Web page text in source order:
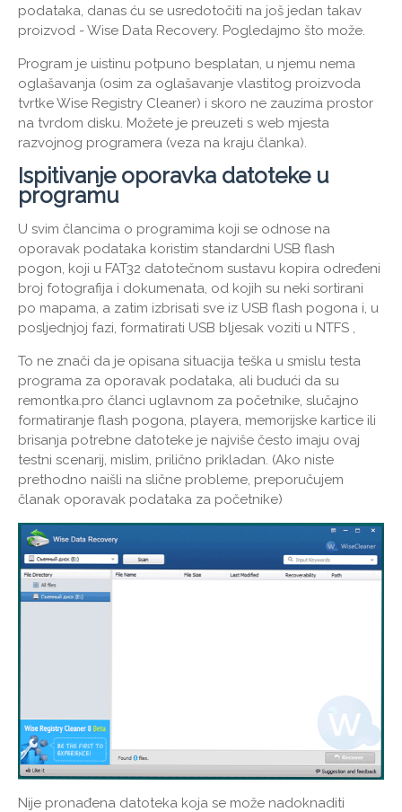
podataka, danas ću se usredotočiti na još jedan takav
proizvod - Wise Data Recovery. Pogledajmo što može.
Program je uistinu potpuno besplatan, u njemu nema
oglašavanja (osim za oglašavanje vlastitog proizvoda
tvrtke Wise Registry Cleaner) i skoro ne zauzima prostor
na tvrdom disku. Možete je preuzeti s web mjesta
razvojnog programera (veza na kraju članka).
Ispitivanje oporavka datoteke u
programu
U svim člancima o programima koji se odnose na
oporavak podataka koristim standardni USB flash
pogon, koji u FAT32 datotečnom sustavu kopira određeni
broj fotografija i dokumenata, od kojih su neki sortirani
po mapama, a zatim izbrisati sve iz USB flash pogona i, u
posljednjoj fazi, formatirati USB bljesak voziti u NTFS ,
To ne znači da je opisana situacija teška u smislu testa
programa za oporavak podataka, ali budući da su
remontka.pro članci uglavnom za početnike, slučajno
formatiranje flash pogona, playera, memorijske kartice ili
brisanja potrebne datoteke je najviše često imaju ovaj
testni scenarij, mislim, prilično prikladan. (Ako niste
prethodno naišli na slične probleme, preporučujem
članak oporavak podataka za početnike)
Nije pronađena datoteka koja se može nadoknaditi